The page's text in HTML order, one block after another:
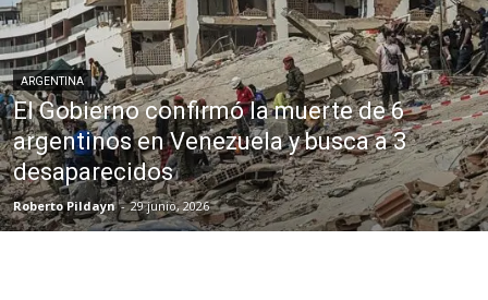
ARGENTINA
El Gobierno confirmó la muerte de 6
argentinos en Venezuela y busca a 3
desaparecidos
Roberto Pildayn - 29 junio, 2026